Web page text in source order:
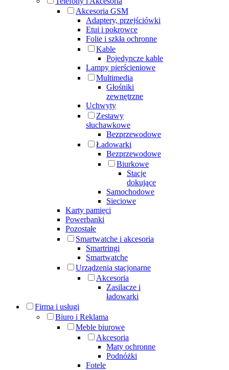
Akcesoria GSM
Adaptery, przejściówki
Etui i pokrowce
Folie i szkła ochronne
Kable
Pojedyncze kable
Lampy pierścieniowe
Multimedia
Głośniki
zewnętrzne
Uchwyty
Zestawy
słuchawkowe
Bezprzewodowe
Ładowarki
Bezprzewodowe
Biurkowe
Stacje
dokujące
Samochodowe
Sieciowe
Karty pamięci
Powerbanki
Pozostałe
Smartwatche i akcesoria
Smartringi
Smartwatche
Urządzenia stacjonarne
Akcesoria
Zasilacze i
ładowarki
Firma i usługi
Biuro i Reklama
Meble biurowe
Akcesoria
Maty ochronne
Podnóżki
Fotele